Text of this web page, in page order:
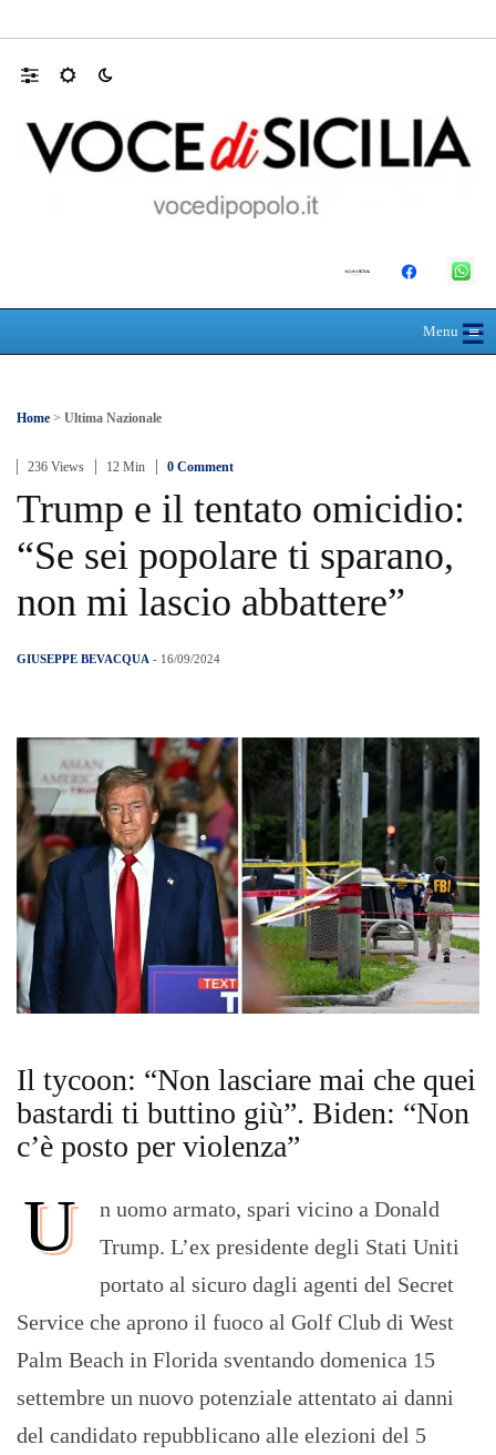
Menu≡
☰
Home > Ultima Nazionale
236 Views 12 Min 0 Comment
Trump e il tentato omicidio:
“Se sei popolare ti sparano,
non mi lascio abbattere”
GIUSEPPE BEVACQUA - 16/09/2024
Il tycoon: “Non lasciare mai che quei
bastardi ti buttino giù”. Biden: “Non
c’è posto per violenza”
U
n uomo armato, spari vicino a Donald
Trump. L’ex presidente degli Stati Uniti
portato al sicuro dagli agenti del Secret
Service che aprono il fuoco al Golf Club di West
Palm Beach in Florida sventando domenica 15
settembre un nuovo potenziale attentato ai danni
del candidato repubblicano alle elezioni del 5